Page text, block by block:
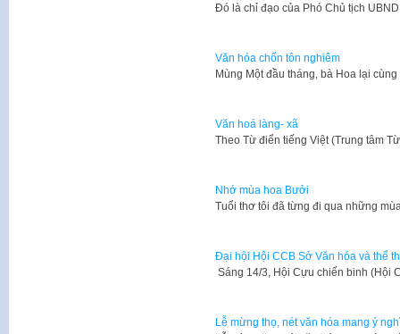
Đó là chỉ đạo của Phó Chủ tịch
Văn hóa chốn tôn nghiêm
Mùng Một đầu tháng, bà Hoa lại
Văn hoá làng- xã
​Theo Từ điển tiếng Việt (Trung tâm
Nhớ mùa hoa Bưởi
Tuổi thơ tôi đã từng đi qua những
Đại hội Hội CCB Sở Văn hóa và thể
Sáng 14/3, Hội Cựu chiến binh (Hội
Lễ mừng thọ, nét văn hóa mang ý